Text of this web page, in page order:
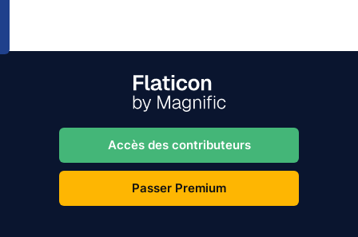
Accès des contributeurs
Passer Premium